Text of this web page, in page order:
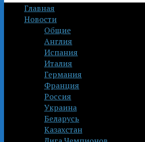
Главная
Новости
Общие
Англия
Испания
Италия
Германия
Франция
Россия
Украина
Беларусь
Казахстан